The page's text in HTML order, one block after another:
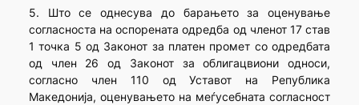
5. Што се однесува до барањето за оценување
согласноста на оспорената одредба од членот 17 став
1 точка 5 од Законот за платен промет со одредбата
од член 26 од Законот за облигацвиони односи,
согласно член 110 од Уставот на Република
Македонија, оценувањето на меѓусебната согласност